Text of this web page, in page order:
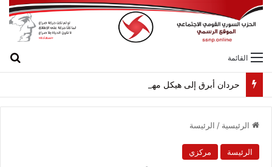
القائمة
حردان أبرق إلى هيكل مهنئاً بمناسبة عيد الجيش
الرئيسية / الرئيسة
الرئيسة مركزي